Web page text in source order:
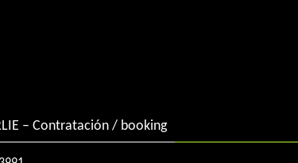
– Contratación / booking